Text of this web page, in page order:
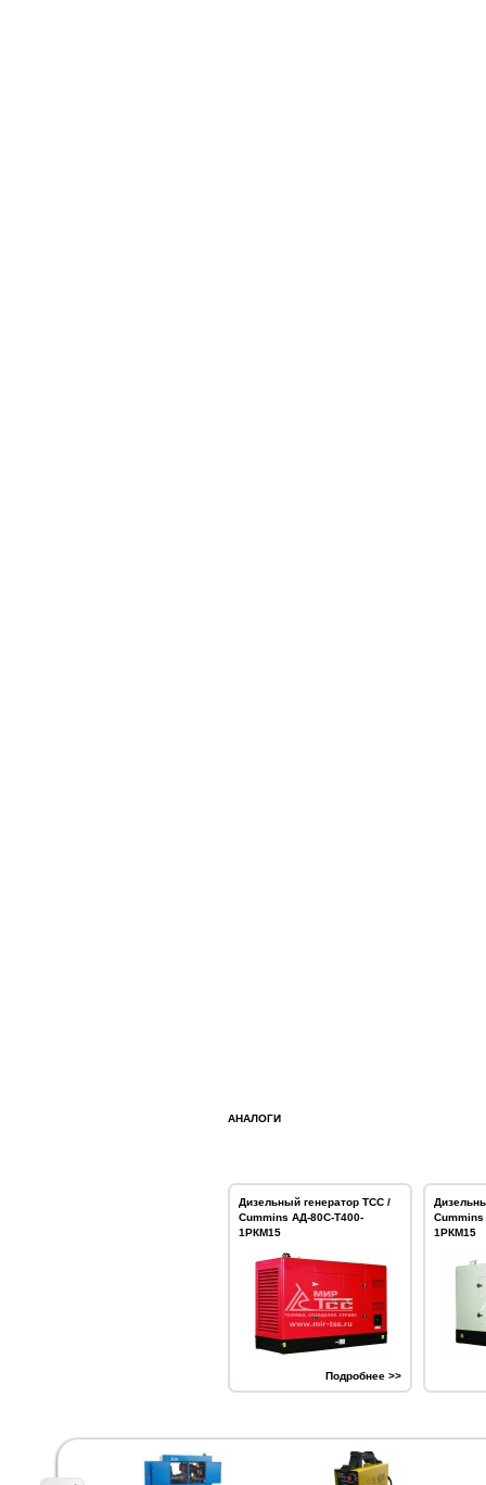
АНАЛОГИ
Дизельный генератор ТСС /
Cummins АД-80С-Т400-
1РКМ15
Подробнее >>
1РКМ15